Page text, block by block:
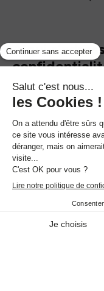
A qui
La présente
«Services»)
services annexes
palm-court.com(le
Elle vise à informer
Services.
Qui collecte